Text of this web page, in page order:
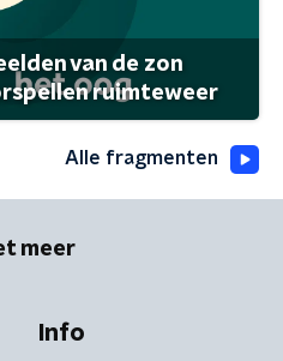
van de zon
ruimteweer
Alle fragmenten
meer
Info